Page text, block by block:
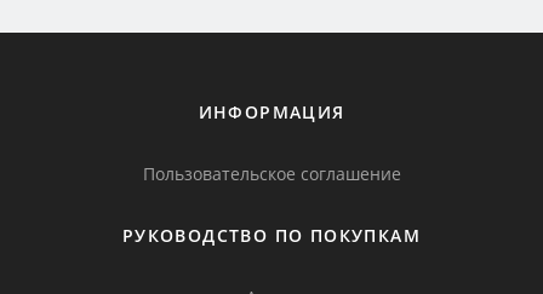
ИНФОРМАЦИЯ
Пользовательское соглашение
РУКОВОДСТВО ПО ПОКУПКАМ